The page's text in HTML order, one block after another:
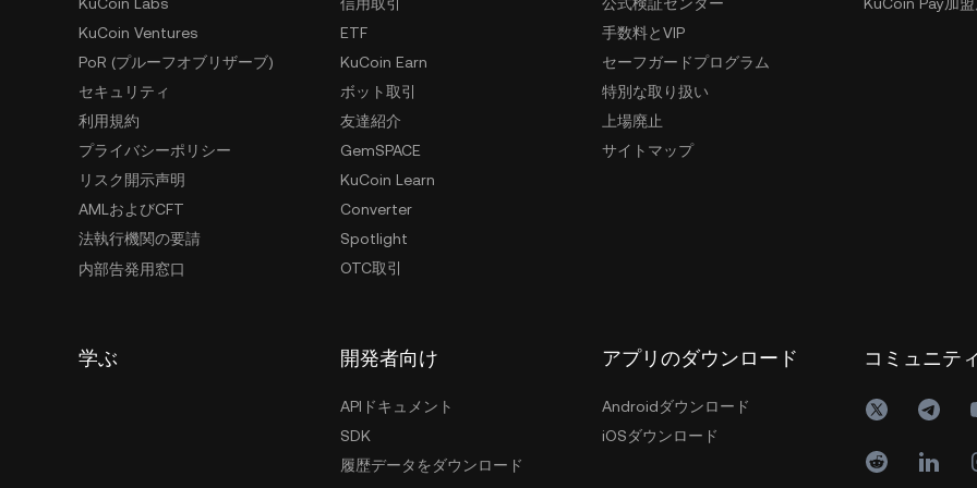
KuCoin Ventures
PoR (プルーフオブリザーブ)
セキュリティ
利用規約
プライバシーポリシー
リスク開示声明
AMLおよびCFT
法執行機関の要請
内部告発用窓口
ETF
KuCoin Earn
ボット取引
友達紹介
GemSPACE
KuCoin Learn
Converter
Spotlight
OTC取引
手数料とVIP
セーフガードプログラム
特別な取り扱い
上場廃止
サイトマップ
学ぶ 開発者向け
APIドキュメント
SDK
履歴データをダウンロード
アプリのダウンロード
Androidダウンロード
iOSダウンロード
コミュニテ